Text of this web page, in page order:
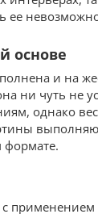
ее
основе
и на
ни чуть не
однако
применением